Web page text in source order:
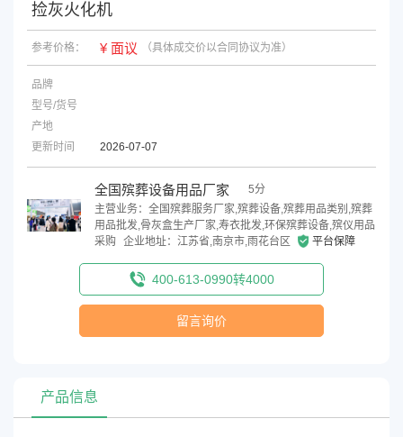
捡灰火化机
参考价格： ¥ 面议 （具体成交价以合同协议为准）
品牌
型号/货号
产地
更新时间
2026-07-07
全国殡葬设备用品厂家
5分
主营业务：全国殡葬服务厂家,殡葬设备,殡葬用品类别,殡葬
用品批发,骨灰盒生产厂家,寿衣批发,环保殡葬设备,殡仪用品
采购
企业地址：江苏省,南京市,雨花台区 平台保障
400-613-0990转4000
留言询价
产品信息